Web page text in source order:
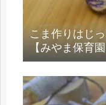
こま作りはじ
【みやま保育